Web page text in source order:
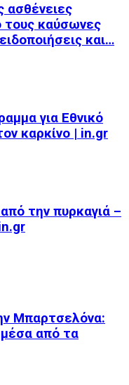
ασθένειες
τους καύσωνες
και…
για Εθνικό
καρκίνο | in.gr
την πυρκαγιά –
Μπαρτσελόνα:
μέσα από τα